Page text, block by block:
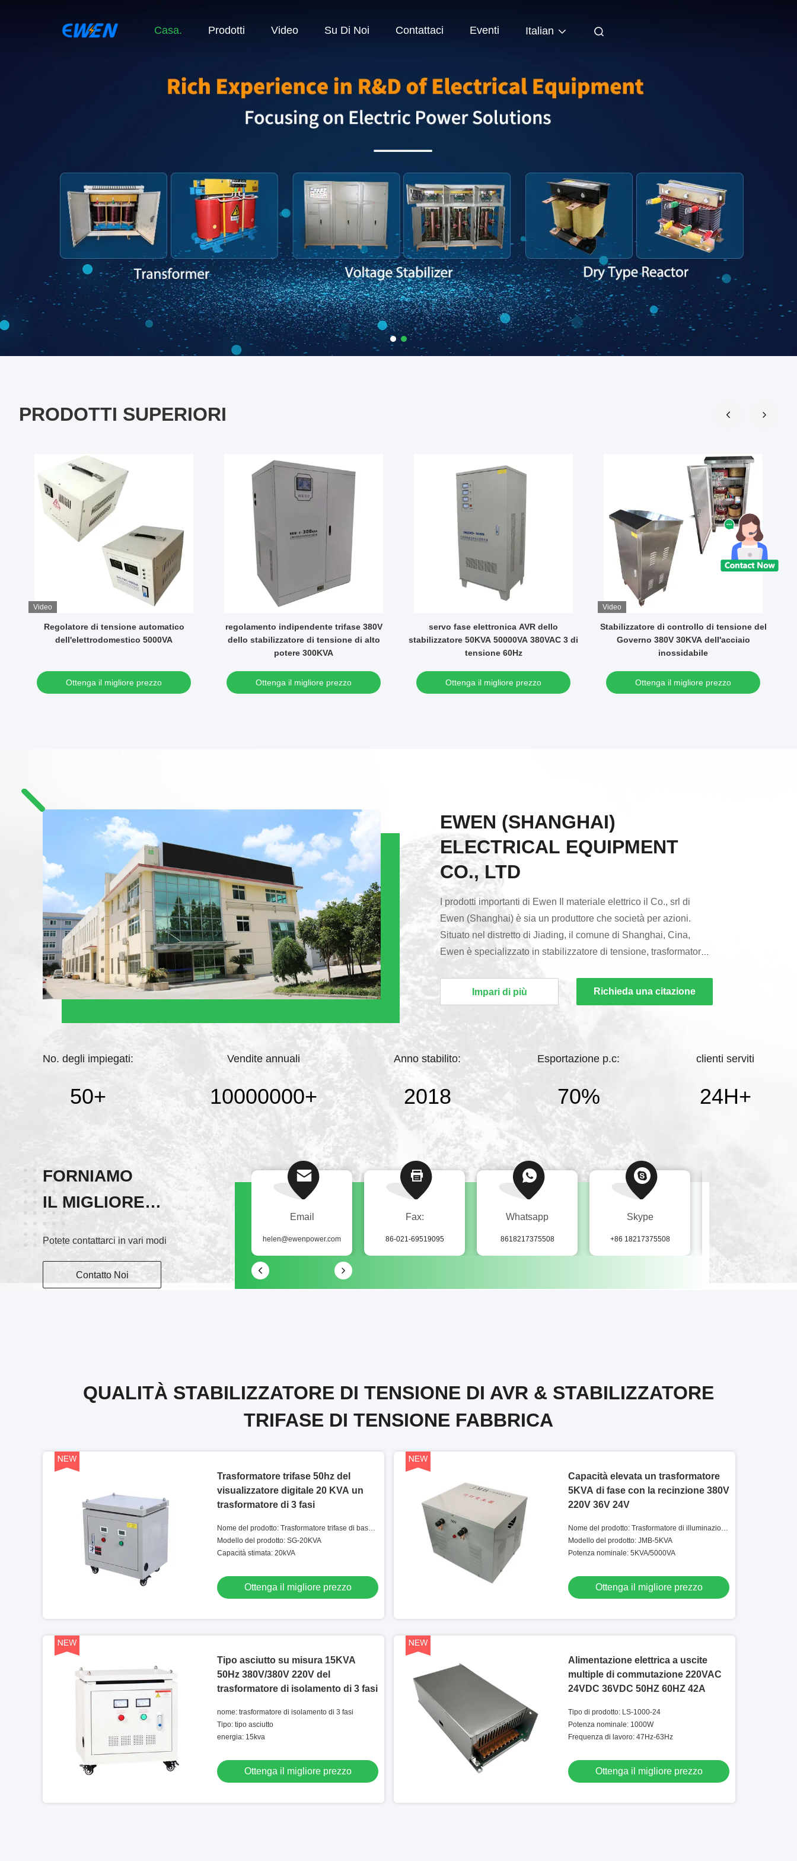
Casa. Prodotti Video Su Di Noi Contattaci Eventi Italian
PRODOTTI SUPERIORI
Video
Regolatore di tensione automatico
dell'elettrodomestico 5000VA
Ottenga il migliore prezzo
regolamento indipendente trifase 380V
dello stabilizzatore di tensione di alto
potere 300KVA
Ottenga il migliore prezzo
servo fase elettronica AVR dello
stabilizzatore 50KVA 50000VA 380VAC 3 di
tensione 60Hz
Ottenga il migliore prezzo
Video
Stabilizzatore di controllo di tensione del
Governo 380V 30KVA dell'acciaio
inossidabile
Ottenga il migliore prezzo
EWEN (SHANGHAI)
ELECTRICAL EQUIPMENT
CO., LTD
I prodotti importanti di Ewen Il materiale elettrico il Co., srl di
Ewen (Shanghai) è sia un produttore che società per azioni.
Situato nel distretto di Jiading, il comune di Shanghai, Cina,
Ewen è specializzato in stabilizzatore di tensione, trasformatore,
alimentazione elettrica di commutazione di CC di CA, reattore ed
tensione di monofase, il regolatore di tensione ...
Impari di più Richieda una citazione
No. degli impiegati:
50+
Vendite annuali
10000000+
Anno stabilito:
2018
Esportazione p.c:
70%
clienti serviti
24H+
FORNIAMO
IL MIGLIORE
SERVIZIO!
Potete contattarci in vari modi
Contatto Noi
Skype
+86 18217375508
Email
helen@ewenpower.com
Fax:
86-021-69519095
Whatsapp
8618217375508
Skype
+86 18217375508
QUALITÀ STABILIZZATORE DI TENSIONE DI AVR & STABILIZZATORE
TRIFASE DI TENSIONE FABBRICA
Trasformatore trifase 50hz del
visualizzatore digitale 20 KVA un
trasformatore di 3 fasi
Nome del prodotto: Trasformatore trifase di bassa
tensione
Modello del prodotto: SG-20KVA
Capacità stimata: 20kVA
Ottenga il migliore prezzo
Capacità elevata un trasformatore
5KVA di fase con la recinzione 380V
220V 36V 24V
Nome del prodotto: Trasformatore di illuminazione
di monofase
Modello del prodotto: JMB-5KVA
Potenza nominale: 5KVA/5000VA
Ottenga il migliore prezzo
Tipo asciutto su misura 15KVA
50Hz 380V/380V 220V del
trasformatore di isolamento di 3 fasi
nome: trasformatore di isolamento di 3 fasi
Tipo: tipo asciutto
energia: 15kva
Ottenga il migliore prezzo
Alimentazione elettrica a uscite
multiple di commutazione 220VAC
24VDC 36VDC 50HZ 60HZ 42A
Tipo di prodotto: LS-1000-24
Potenza nominale: 1000W
Frequenza di lavoro: 47Hz-63Hz
Ottenga il migliore prezzo